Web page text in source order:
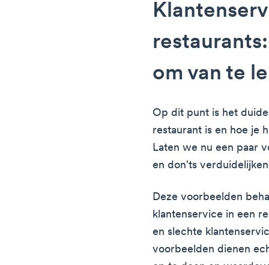
om van te
Op dit punt is het
restaurant is en hoe je
Laten we nu een paar
en don'ts
Deze voorbeelden
klantenservice in een
en slechte
voorbeelden dienen